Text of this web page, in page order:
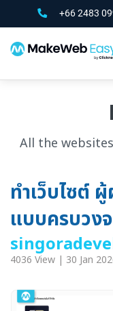
+66 2483
All the
ทำเว็บไซต์
แบบครบวง
4036 View | 30 Jan